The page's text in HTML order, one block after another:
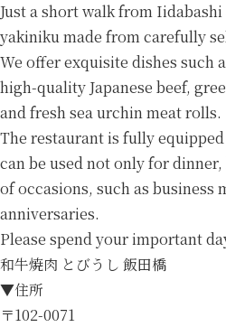
Just a short walk from
yakiniku made from carefully
We offer exquisite dishes such
high-quality Japanese beef,
and fresh sea urchin meat rolls.
The restaurant is fully
can be used not only for
of occasions, such as business
anniversaries.
Please spend your important
和牛焼肉 とびうし 飯田橋
▼住所
〒102-0071